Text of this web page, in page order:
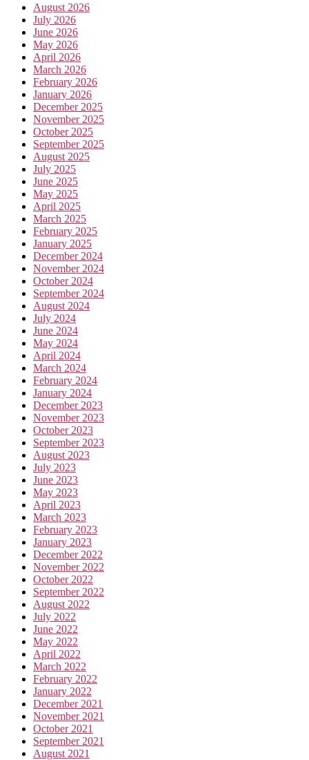
August 2026
July 2026
June 2026
May 2026
April 2026
March 2026
February 2026
January 2026
December 2025
November 2025
October 2025
September 2025
August 2025
July 2025
June 2025
May 2025
April 2025
March 2025
February 2025
January 2025
December 2024
November 2024
October 2024
September 2024
August 2024
July 2024
June 2024
May 2024
April 2024
March 2024
February 2024
January 2024
December 2023
November 2023
October 2023
September 2023
August 2023
July 2023
June 2023
May 2023
April 2023
March 2023
February 2023
January 2023
December 2022
November 2022
October 2022
September 2022
August 2022
July 2022
June 2022
May 2022
April 2022
March 2022
February 2022
January 2022
December 2021
November 2021
October 2021
September 2021
August 2021